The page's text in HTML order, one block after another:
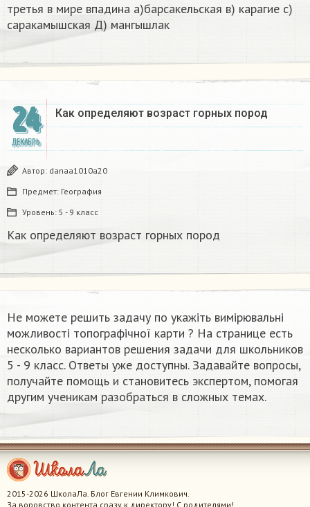
третья в мире впадина а)барсакельская в) карагие с)
саракамышская Д) мангышлак​
24
ДЕКАБРЬ
Как определяют возраст горных пород
Автор: danaa1010a20
Предмет: География
Уровень: 5 - 9 класс
Как определяют возраст горных пород
Не можете решить задачу по укажіть вимірювальні
можливості топографічної карти ​? На странице есть
несколько вариантов решения задачи для школьников
5 - 9 класс. Ответы уже доступны. Задавайте вопросы,
получайте помощь и становитесь экспертом, помогая
другим ученикам разобраться в сложных темах.
2015-2026 ШколаЛа. Блог Евгении Климкович.
За воровство контента сразу к директору! С родителями!